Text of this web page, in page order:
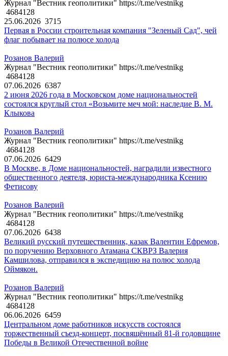
Журнал "Вестник геополитики" https://t.me/vestnikg
4684128
25.06.2026 3715
Первая в России строительная компания "Зеленый Сад", чей
флаг побывает на полюсе холода
Розанов Валерий
Журнал "Вестник геополитики" https://t.me/vestnikg
4684128
07.06.2026 6387
2 июня 2026 года в Московском доме национальностей
состоялся круглый стол «Возьмите меч мой: наследие В. М.
Клыкова
Розанов Валерий
Журнал "Вестник геополитики" https://t.me/vestnikg
4684128
07.06.2026 6429
В Москве, в Доме национальностей, наградили известного
общественного деятеля, юриста-международника Ксению
Фетисову
Розанов Валерий
Журнал "Вестник геополитики" https://t.me/vestnikg
4684128
07.06.2026 6438
Великий русский путешественник, казак Валентин Ефремов,
по поручению Верховного Атамана СКВРЗ Валерия
Камшилова, отправился в экспедицию на полюс холода
Оймякон.
Розанов Валерий
Журнал "Вестник геополитики" https://t.me/vestnikg
4684128
06.06.2026 6459
Центральном доме работников искусств состоялся
торжественный съезд-концерт, посвящённый 81-й годовщине
Победы в Великой Отечественной войне